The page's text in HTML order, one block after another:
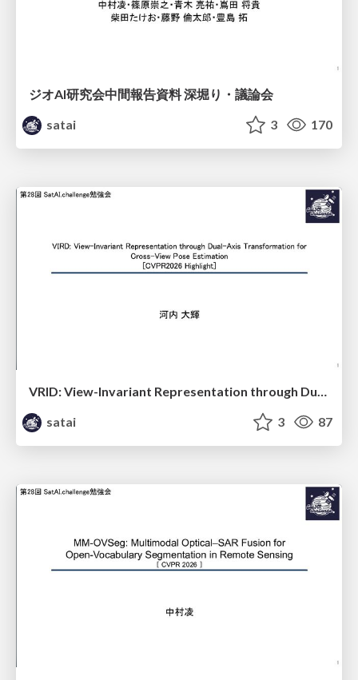
ジオAI研究会中間報告資料 深堀り・議論会
satai
3 170
VRID: View-Invariant Representation through Dual-Axis Transformation for Cross-iew Pose Estimation
satai
3 87